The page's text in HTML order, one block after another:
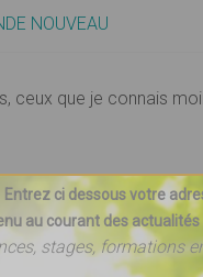
NOUVEAU
ceux que je connais
Entrez ci dessous votre
au courant des
stages, formations